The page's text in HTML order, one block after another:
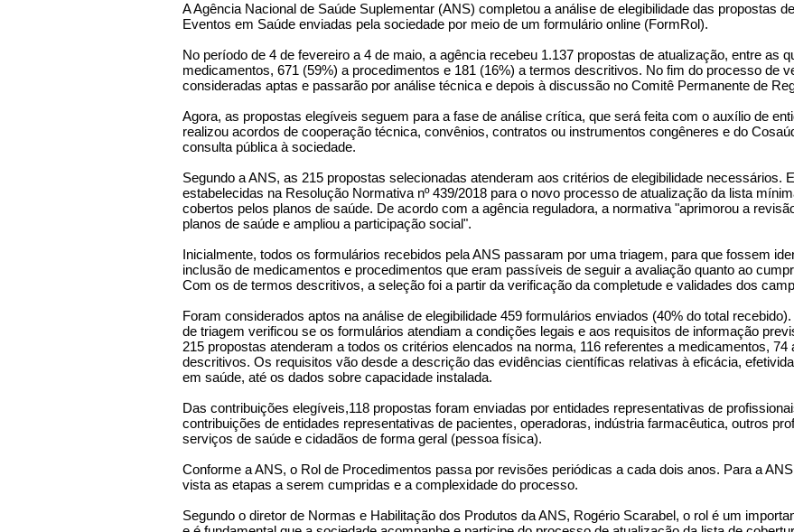
A Agência Nacional de Saúde Suplementar (ANS) completou a análise de elegibilidade das propostas
Eventos em Saúde enviadas pela sociedade por meio de um formulário online (FormRol).
No período de 4 de fevereiro a 4 de maio, a agência recebeu 1.137 propostas de atualização, entre as
medicamentos, 671 (59%) a procedimentos e 181 (16%) a termos descritivos. No fim do processo de
consideradas aptas e passarão por análise técnica e depois à discussão no Comitê Permanente de
Agora, as propostas elegíveis seguem para a fase de análise crítica, que será feita com o auxílio de
realizou acordos de cooperação técnica, convênios, contratos ou instrumentos congêneres e do
consulta pública à sociedade.
Segundo a ANS, as 215 propostas selecionadas atenderam aos critérios de elegibilidade necessários.
estabelecidas na Resolução Normativa nº 439/2018 para o novo processo de atualização da lista
cobertos pelos planos de saúde. De acordo com a agência reguladora, a normativa "aprimorou a
planos de saúde e ampliou a participação social".
Inicialmente, todos os formulários recebidos pela ANS passaram por uma triagem, para que fossem
inclusão de medicamentos e procedimentos que eram passíveis de seguir a avaliação quanto ao
Com os de termos descritivos, a seleção foi a partir da verificação da completude e validades dos
Foram considerados aptos na análise de elegibilidade 459 formulários enviados (40% do total
de triagem verificou se os formulários atendiam a condições legais e aos requisitos de informação
215 propostas atenderam a todos os critérios elencados na norma, 116 referentes a medicamentos,
descritivos. Os requisitos vão desde a descrição das evidências científicas relativas à eficácia,
em saúde, até os dados sobre capacidade instalada.
Das contribuições elegíveis,118 propostas foram enviadas por entidades representativas de
contribuições de entidades representativas de pacientes, operadoras, indústria farmacêutica, outros
serviços de saúde e cidadãos de forma geral (pessoa física).
Conforme a ANS, o Rol de Procedimentos passa por revisões periódicas a cada dois anos. Para a
vista as etapas a serem cumpridas e a complexidade do processo.
Segundo o diretor de Normas e Habilitação dos Produtos da ANS, Rogério Scarabel, o rol é um